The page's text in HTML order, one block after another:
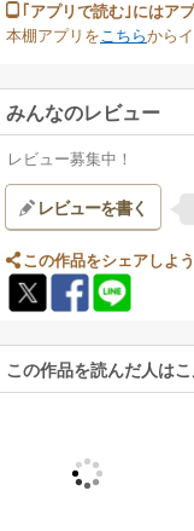
｢アプリで読む｣にはア
本棚アプリを こちらから
みんなのレビュー
レビュー募集中！
レビューを書く
この作品をシェアしよう
この作品を読んだ人は